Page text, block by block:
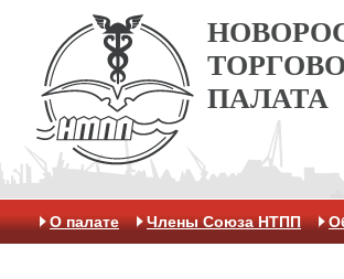
ПАЛАТА
О палате Члены Союза НТПП